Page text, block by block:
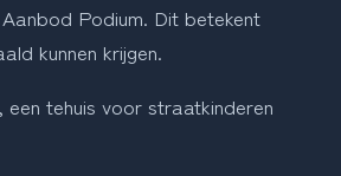
Podium. Dit betekent
kunnen krijgen.
tehuis voor straatkinderen